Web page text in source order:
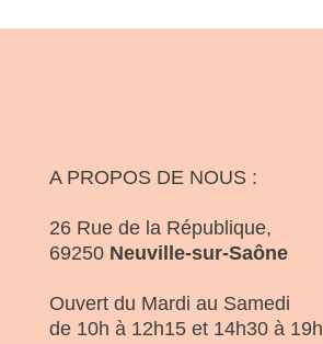
A PROPOS DE NOUS :
26 Rue de la République,
69250 Neuville-sur-Saône
Ouvert du Mardi au Samedi
de 10h à 12h15 et 14h30 à 19h